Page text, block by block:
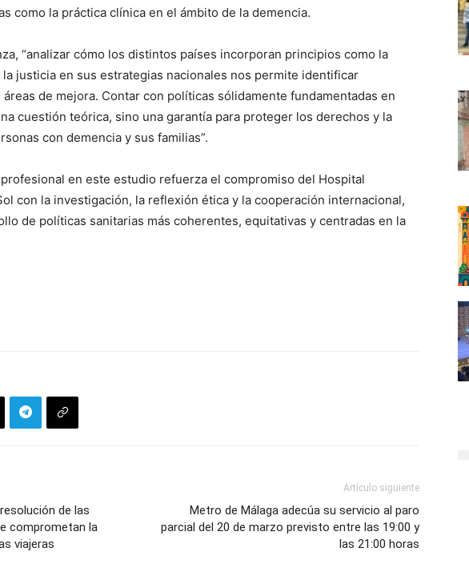
como la práctica clínica en el ámbito de la demencia.
“analizar cómo los distintos países incorporan principios como la
justicia en sus estrategias nacionales nos permite identificar
de mejora. Contar con políticas sólidamente fundamentadas en
cuestión teórica, sino una garantía para proteger los derechos y la
con demencia y sus familias”.
en este estudio refuerza el compromiso del Hospital
con la investigación, la reflexión ética y la cooperación internacional,
de políticas sanitarias más coherentes, equitativas y centradas en la
de las
comprometan la
viajeras
Artículo siguiente
Metro de Málaga adecúa su servicio al paro
parcial del 20 de marzo previsto entre las 19:00 y
las 21:00 horas